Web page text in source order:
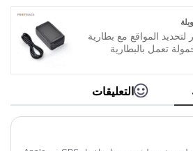
لتحديد المواقع مع بطارية
تعمل بالبطارية
مع بطارية طويلة هو
التي يمكنها مراقبة موقع
التعليقات